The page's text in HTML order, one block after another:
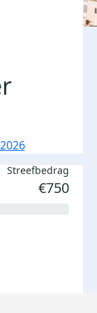
Streefbedrag
€750